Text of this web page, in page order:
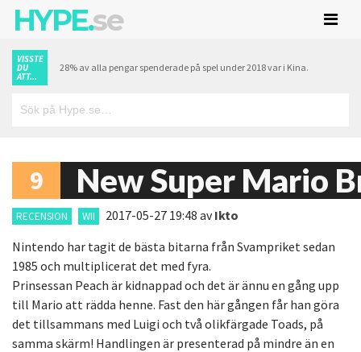
HYPE.se
VISSTE
DU
ATT...
28% av alla pengar spenderade på spel under 2018 var i Kina.
9 New Super Mario
RECENSION WII 2017-05-27 19:48 avIkto
Nintendo har tagit de bästa bitarna från Svampriket sedan
1985 och multiplicerat det med fyra.
Prinsessan Peach är kidnappad och det är ännu en gång upp
till Mario att rädda henne. Fast den här gången får han göra
det tillsammans med Luigi och två olikfärgade Toads, på
samma skärm! Handlingen är presenterad på mindre än en